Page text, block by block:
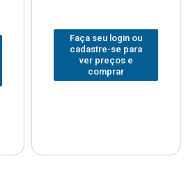
Faça seu login ou
cadastre-se para
ver preços e
comprar